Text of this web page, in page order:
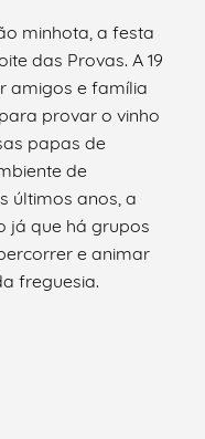
minhota, a festa
das Provas. A 19
amigos e família
provar o vinho
papas de
de
últimos anos, a
já que há grupos
e animar
freguesia.